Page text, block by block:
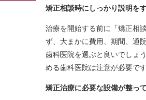
矯正相談時にしっかり説明を
治療を開始する前に「矯正相
ず、大まかに費用、期間、通
歯科医院を選ぶと良いでしょ
める歯科医院は注意が必要です
矯正治療に必要な設備が整っ